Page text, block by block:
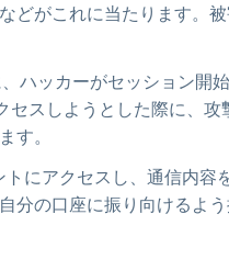
どがこれに当たります。
ハッカーがセッション開
スしようとした際に、攻
す。
にアクセスし、通信内容
分の口座に振り向けるよ